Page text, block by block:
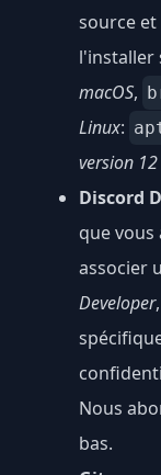
source
l'installer
macOS,
Linux:
version 12
Discord
que vous
associer
Developer
Nous
bas.